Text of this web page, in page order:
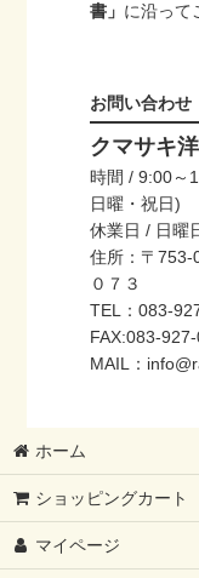
書」 に沿って
お問い合わせ
クマサキ
時間 / 9:00～
日曜・祝日)
休業日 / 日曜
住所：〒
０７３
TEL：083-
FAX:083-927-
MAIL：
ホーム
ショッピングカート
マイページ